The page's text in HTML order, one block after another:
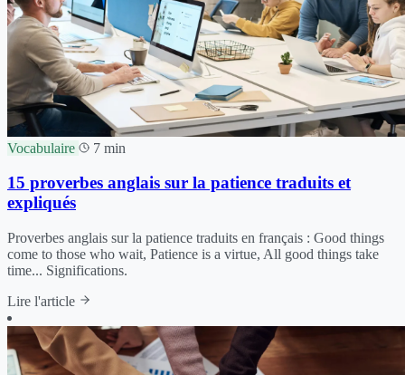
Vocabulaire 7 min
15 proverbes anglais sur la patience traduits et
expliqués
Proverbes anglais sur la patience traduits en français : Good things
come to those who wait, Patience is a virtue, All good things take
time... Significations.
Lire l'article